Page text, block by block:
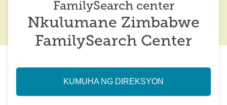
FamilySearch center
Nkulumane Zimbabwe
FamilySearch Center
KUMUHA NG DIREKSYON